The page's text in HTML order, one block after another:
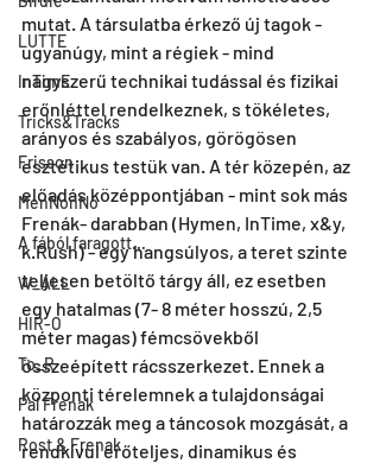
LUTTE
InTimE
Tricks&Tracks
Frisson
MenNonNo
A fából faragott...
W_ALL
HIR-O
To_R
Pal Frenak
Rost & Frenak
mutat. A társulatba érkező új tagok -
ugyanúgy, mint a régiek - mind
nagyszerű technikai tudással és fizikai
erőnléttel rendelkeznek, s tökéletes,
arányos és szabályos, görögösen
esztétikus testük van. A tér közepén, az
előadás középpontjában - mint sok más
Frenák- darabban (Hymen, InTime, x&y,
k.Rush) - egy hangsúlyos, a teret szinte
teljesen betöltő tárgy áll, ez esetben
egy hatalmas (7- 8 méter hosszú, 2,5
méter magas) fémcsövekből
összeépített rácsszerkezet. Ennek a
központi térelemnek a tulajdonságai
határozzák meg a táncosok mozgását, a
rendkívül erőteljes, dinamikus és